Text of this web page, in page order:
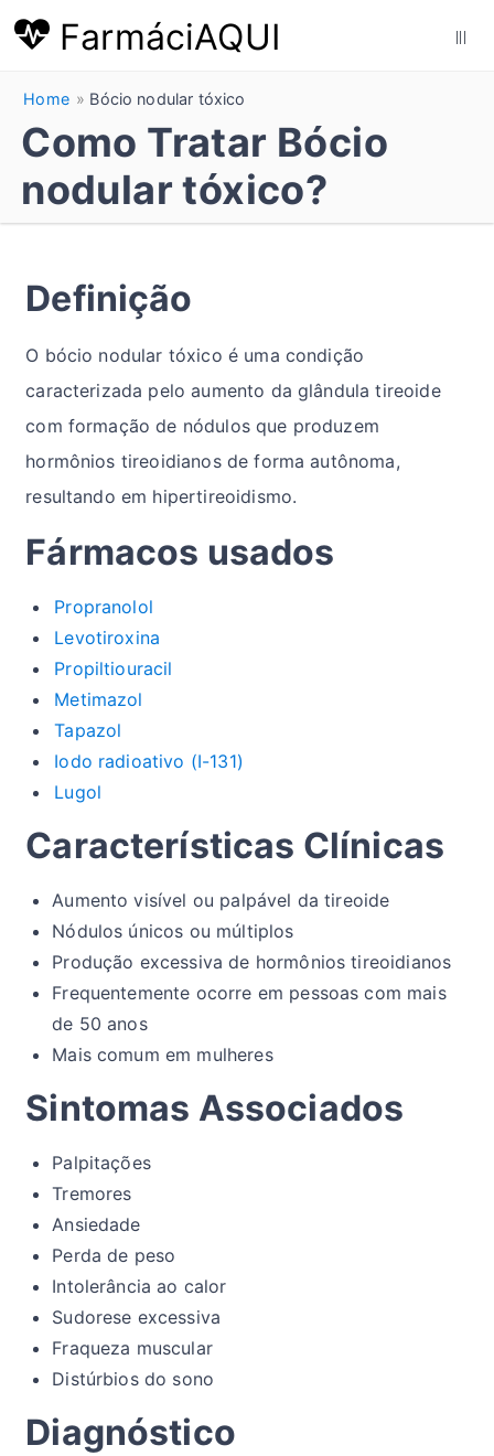
FarmáciAQUI
Home Bócio nodular tóxico
Como Tratar Bócio
nodular tóxico?
Definição
O bócio nodular tóxico é uma condição
caracterizada pelo aumento da glândula tireoide
com formação de nódulos que produzem
hormônios tireoidianos de forma autônoma,
resultando em hipertireoidismo.
Fármacos usados
Propranolol
Levotiroxina
Propiltiouracil
Metimazol
Tapazol
Iodo radioativo (I-131)
Lugol
Características Clínicas
Aumento visível ou palpável da tireoide
Nódulos únicos ou múltiplos
Produção excessiva de hormônios tireoidianos
Frequentemente ocorre em pessoas com mais
de 50 anos
Mais comum em mulheres
Sintomas Associados
Palpitações
Tremores
Ansiedade
Perda de peso
Intolerância ao calor
Sudorese excessiva
Fraqueza muscular
Distúrbios do sono
Diagnóstico